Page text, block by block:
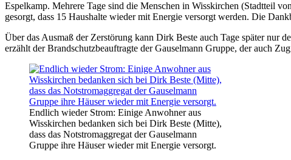
Espelkamp. Mehrere Tage sind die Menschen in Wisskirchen (Stadtteil
gesorgt, dass 15 Haushalte wieder mit Energie versorgt werden. Die
Über das Ausmaß der Zerstörung kann Dirk Beste auch Tage später nur
erzählt der Brandschutzbeauftragte der Gauselmann Gruppe, der auch
Endlich wieder Strom: Einige Anwohner aus
Wisskirchen bedanken sich bei Dirk Beste (Mitte),
dass das Notstromaggregat der Gauselmann
Gruppe ihre Häuser wieder mit Energie versorgt.